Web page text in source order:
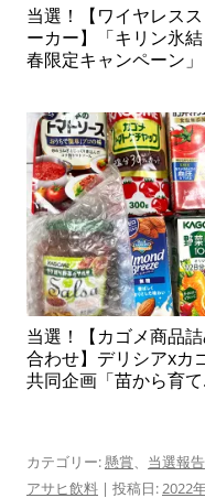
当選！【ワイヤレス
ーカー】「キリン氷
春限定キャンペーン」
当選！【カゴメ商品
合わせ】デリシアxカ
共同企画「苗から育て
カテゴリー:懸賞、 当選報告
アサヒ飲料 | 投稿日:2022